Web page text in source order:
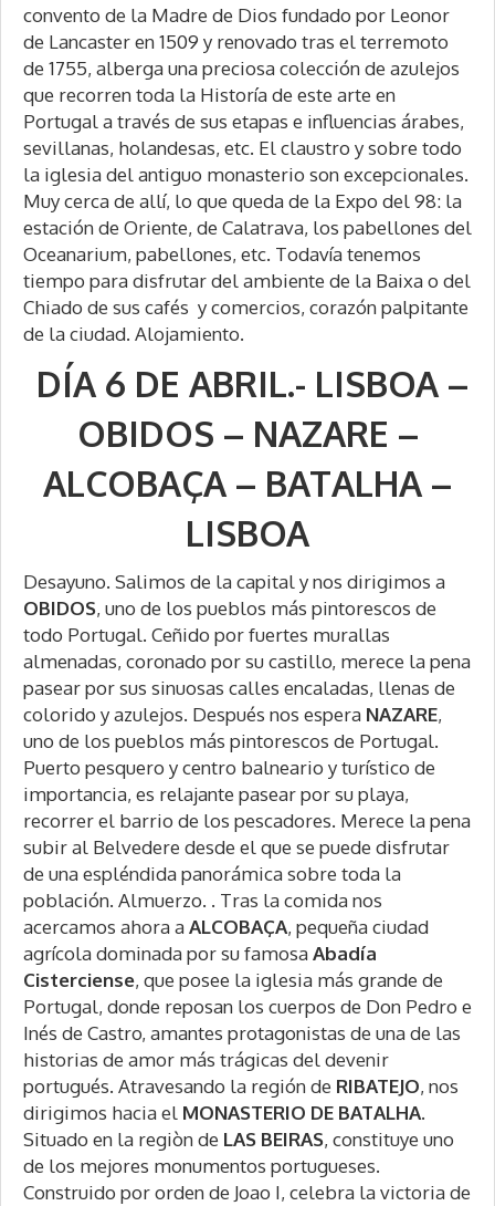
convento de la Madre de Dios fundado por Leonor
de Lancaster en 1509 y renovado tras el terremoto
de 1755, alberga una preciosa colección de azulejos
que recorren toda la Historía de este arte en
Portugal a través de sus etapas e influencias árabes,
sevillanas, holandesas, etc. El claustro y sobre todo
la iglesia del antiguo monasterio son excepcionales.
Muy cerca de allí, lo que queda de la Expo del 98: la
estación de Oriente, de Calatrava, los pabellones del
Oceanarium, pabellones, etc. Todavía tenemos
tiempo para disfrutar del ambiente de la Baixa o del
Chiado de sus cafés y comercios, corazón palpitante
de la ciudad. Alojamiento.
DÍA 6 DE ABRIL.- LISBOA –
OBIDOS – NAZARE –
ALCOBAÇA – BATALHA –
LISBOA
Desayuno. Salimos de la capital y nos dirigimos a
OBIDOS, uno de los pueblos más pintorescos de
todo Portugal. Ceñido por fuertes murallas
almenadas, coronado por su castillo, merece la pena
pasear por sus sinuosas calles encaladas, llenas de
colorido y azulejos. Después nos espera NAZARE,
uno de los pueblos más pintorescos de Portugal.
Puerto pesquero y centro balneario y turístico de
importancia, es relajante pasear por su playa,
recorrer el barrio de los pescadores. Merece la pena
subir al Belvedere desde el que se puede disfrutar
de una espléndida panorámica sobre toda la
población. Almuerzo. . Tras la comida nos
acercamos ahora aALCOBAÇA, pequeña ciudad
agrícola dominada por su famosaAbadía
Cisterciense, que posee la iglesia más grande de
Portugal, donde reposan los cuerpos de Don Pedro e
Inés de Castro, amantes protagonistas de una de las
historias de amor más trágicas del devenir
portugués. Atravesando la región de RIBATEJO, nos
dirigimos hacia el MONASTERIO DE BATALHA.
Situado en la regiòn de LAS BEIRAS, constituye uno
de los mejores monumentos portugueses.
Construido por orden de Joao I, celebra la victoria de